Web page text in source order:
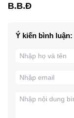
B.B.Đ
Ý kiến bình luận: